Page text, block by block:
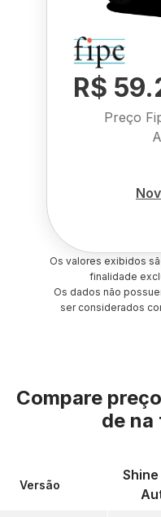
R$
Preço
Os valores exibidos
finalidade
Os dados não
ser considerados
Compare
de na
Versão
Shine